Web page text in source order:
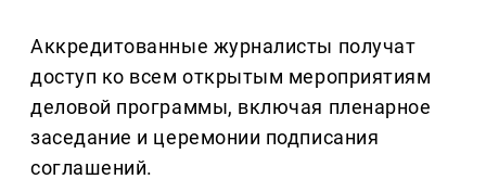
Аккредитованные журналисты получат
доступ ко всем открытым мероприятиям
деловой программы, включая пленарное
заседание и церемонии подписания
соглашений.